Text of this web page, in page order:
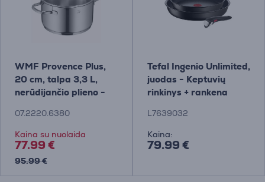
WMF Provence Plus,
20 cm, talpa 3,3 L,
nerūdijančio plieno -
dangčiu
07.2220.6380
Kaina su nuolaida
77.99 €
95.99 €
Tefal Ingenio Unlimited,
juodas - Keptuvių
rinkinys + rankena
L7639032
Kaina:
79.99 €